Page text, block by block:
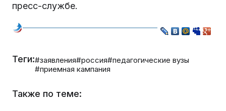
пресс-службе.
Теги:#заявления#россия#педагогические вузы
#приемная кампания
Также по теме: